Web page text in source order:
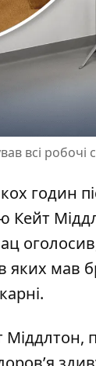
всі робочі
годин
Кейт
в яких
Міддлтон,